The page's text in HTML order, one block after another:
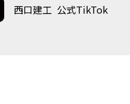
西口建工 公式TikTok